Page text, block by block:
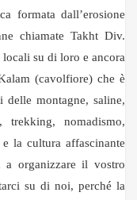
formata dall’erosione
chiamate Takht Div.
su di loro e ancora
(cavolfiore) che è
delle montagne, saline,
trekking, nomadismo,
la cultura affascinante
organizzare il vostro
su di noi, perché la